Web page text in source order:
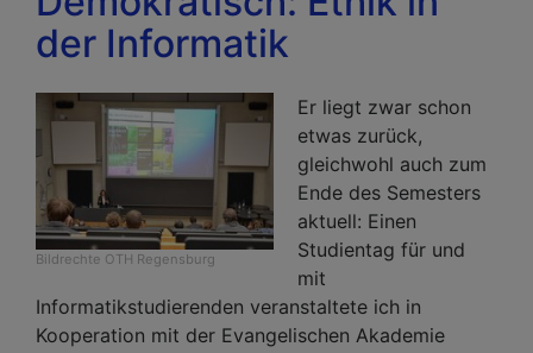
der Informatik
Bildrechte OTH Regensburg
Er liegt zwar schon
etwas zurück,
gleichwohl auch zum
Ende des Semesters
aktuell: Einen
Studientag für und
mit
Informatikstudierenden veranstaltete ich in
Kooperation mit der Evangelischen Akademie